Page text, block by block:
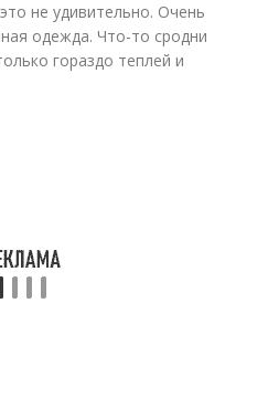
не удивительно. Очень
одежда. Что-то сродни
гораздо теплей и